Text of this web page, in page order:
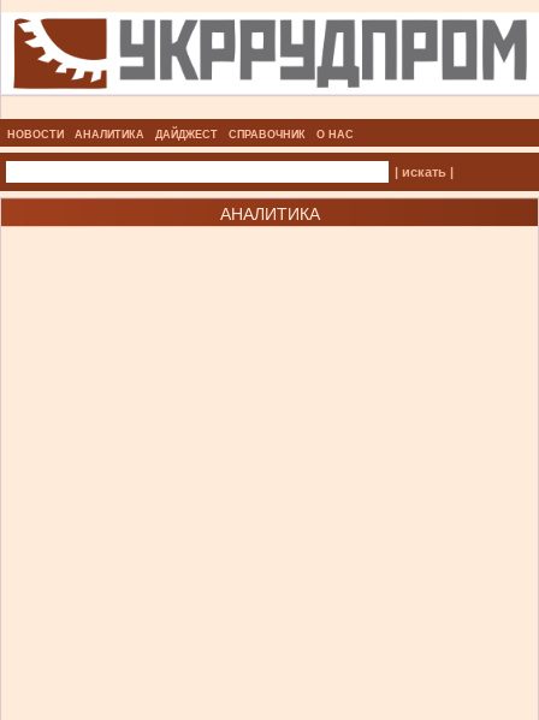
НОВОСТИ АНАЛИТИКА ДАЙДЖЕСТ СПРАВОЧНИК О НАС
| искать |
АНАЛИТИКА